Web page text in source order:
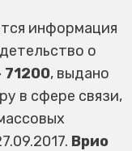
информация
о
, выдано
в сфере связи,
Врио